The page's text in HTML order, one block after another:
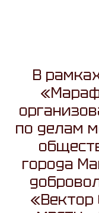
В
по делам
города